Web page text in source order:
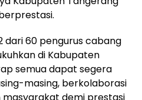
dari 60 pengurus cabang
di Kabupaten
semua dapat segera
masing, berkolaborasi